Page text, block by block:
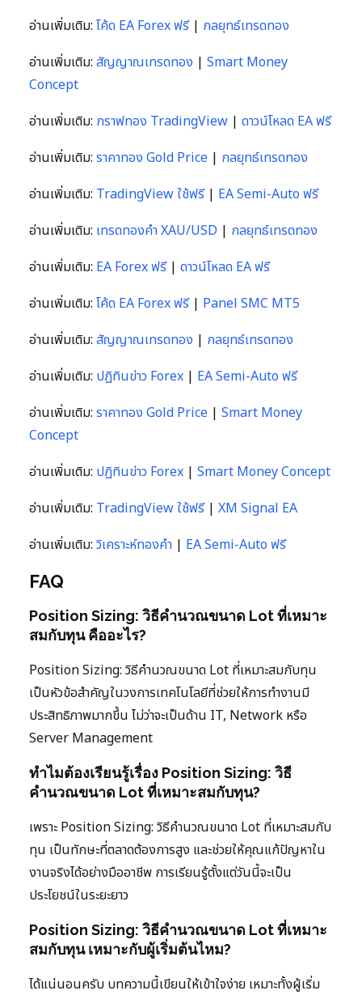
อ่านเพิ่มเติม: โค้ด EA Forex ฟรี| กลยุทธ์เทรดทอง
อ่านเพิ่มเติม: สัญญาณเทรดทอง | Smart Money
Concept
อ่านเพิ่มเติม: กราฟทอง TradingView | ดาวน์โหลด EA ฟรี
อ่านเพิ่มเติม: ราคาทอง Gold Price | กลยุทธ์เทรดทอง
อ่านเพิ่มเติม: TradingView ใช้ฟรี| EA Semi-Auto ฟรี
อ่านเพิ่มเติม: เทรดทองคำ XAU/USD | กลยุทธ์เทรดทอง
อ่านเพิ่มเติม: EA Forex ฟรี| ดาวน์โหลด EA ฟรี
อ่านเพิ่มเติม: โค้ด EA Forex ฟรี| Panel SMC MT5
อ่านเพิ่มเติม: สัญญาณเทรดทอง | กลยุทธ์เทรดทอง
อ่านเพิ่มเติม: ปฏิทินข่าว Forex | EA Semi-Auto ฟรี
อ่านเพิ่มเติม: ราคาทอง Gold Price | Smart Money
Concept
อ่านเพิ่มเติม: ปฏิทินข่าว Forex | Smart Money Concept
อ่านเพิ่มเติม: TradingView ใช้ฟรี| XM Signal EA
อ่านเพิ่มเติม: วิเคราะห์ทองคำ | EA Semi-Auto ฟรี
FAQ
Position Sizing: วิธีคำนวณขนาด Lot ที่เหมาะ
สมกับทุน คืออะไร?
Position Sizing: วิธีคำนวณขนาด Lot ที่เหมาะสมกับทุน
เป็นหัวข้อสำคัญในวงการเทคโนโลยีที่ช่วยให้การทำงานมี
ประสิทธิภาพมากขึ้น ไม่ว่าจะเป็นด้าน IT, Network หรือ
Server Management
ทำไมต้องเรียนรู้เรื่อง Position Sizing: วิธี
คำนวณขนาด Lot ที่เหมาะสมกับทุน?
เพราะ Position Sizing: วิธีคำนวณขนาด Lot ที่เหมาะสมกับ
ทุน เป็นทักษะที่ตลาดต้องการสูง และช่วยให้คุณแก้ปัญหาใน
งานจริงได้อย่างมืออาชีพ การเรียนรู้ตั้งแต่วันนี้จะเป็น
ประโยชน์ในระยะยาว
Position Sizing: วิธีคำนวณขนาด Lot ที่เหมาะ
สมกับทุน เหมาะกับผู้เริ่มต้นไหม?
ได้แน่นอนครับ บทความนี้เขียนให้เข้าใจง่าย เหมาะทั้งผู้เริ่ม